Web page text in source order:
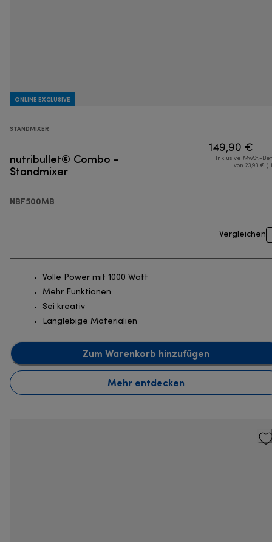
ONLINE EXCLUSIVE
STANDMIXER
nutribullet® Combo -
Standmixer
NBF500MB
149,90 €
Inklusive MwSt.-
von 23,93 € (
Vergleichen
Volle Power mit 1000 Watt
Mehr Funktionen
Sei kreativ
Langlebige Materialien
Zum Warenkorb hinzufügen
Mehr entdecken